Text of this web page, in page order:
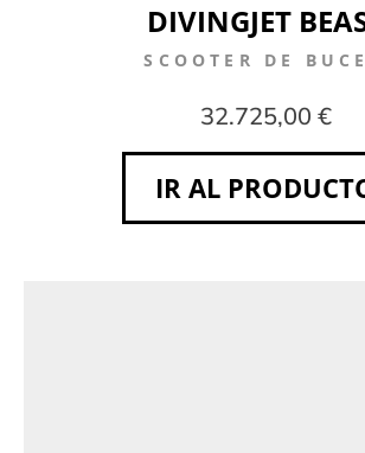
DIVINGJET
SCOOTER DE
32.725,00 €
IR AL